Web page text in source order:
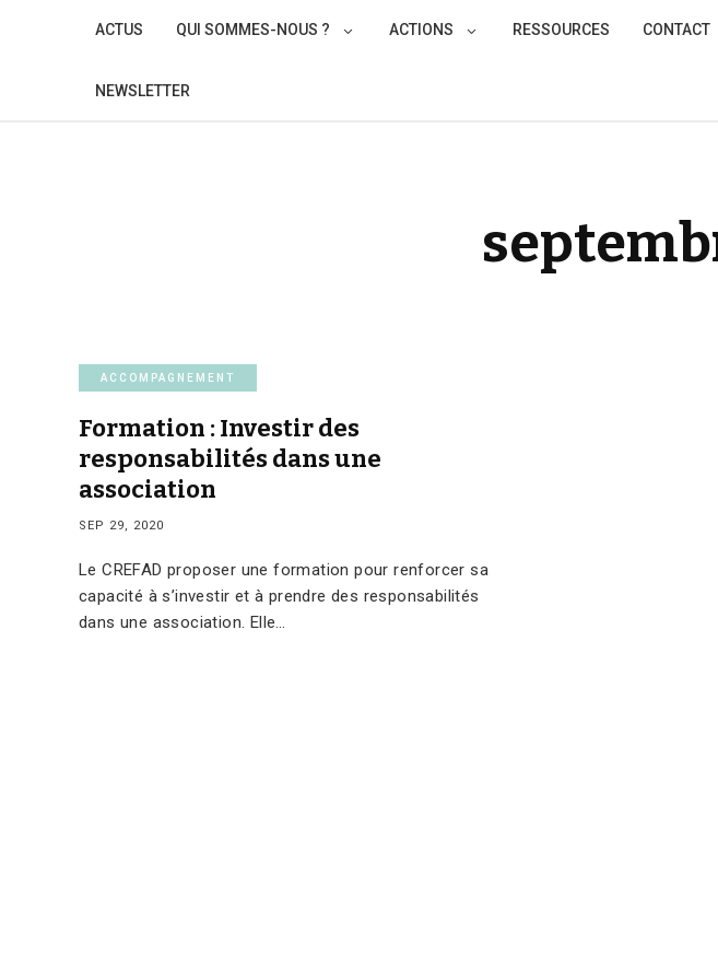
ACTUS QUI SOMMES-NOUS ? ACTIONS RESSOURCES CONTACT
NEWSLETTER
ACCOMPAGNEMENT
Formation : Investir des
responsabilités dans une
association
SEP 29, 2020
Le CREFAD proposer une formation pour renforcer sa
capacité à s’investir et à prendre des responsabilités
dans une association. Elle…